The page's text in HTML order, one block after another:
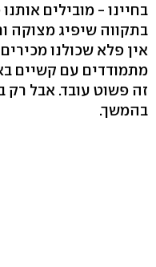
בחיינו - מובילים
בתקווה שיפיג מצוקה
אין פלא שכולנו
מתמודדים עם קשיים
זה פשוט עובד. אבל רק
בהמשך.